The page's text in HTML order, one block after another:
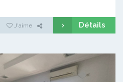
J'aime Détails